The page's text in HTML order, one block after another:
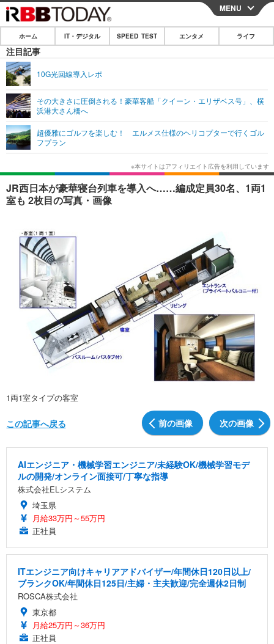
CLOSE
ホーム
IT・デジタル
ネタ
ショッピング その他
SPEED TEST
エンタメ
エンタメTOP
韓国・芸能
音楽 スポーツ
ショッピング その他
ライフ
ライフTOP グルメ
ペット ショッピング
リリース一覧
プッシュ通知の停止方法
MENU
ホーム IT・デジタル SPEED TEST エンタメ ライフ
注目記事
10G光回線導入レポ
その大きさに圧倒される！豪華客船「クイーン・エリザベス号」、横
浜港大さん橋へ
超優雅にゴルフを楽しむ！ エルメス仕様のヘリコプターで行くゴル
フプラン
JR西日本が豪華寝台列車を導入へ……編成定員30名、1両1
室も 2枚目の写真・画像
1両1室タイプの客室
前の画像 次の画像
この記事へ戻る
AIエンジニア・機械学習エンジニア/未経験OK/機械学習モデ
ルの開発/オンライン面接可/丁寧な指導
株式会社ELシステム
埼玉県
月給33万円～55万円
正社員
ITエンジニア向けキャリアアドバイザー/年間休日120日以上/
ブランクOK/年間休日125日/主婦・主夫歓迎/完全週休2日制
ROSCA株式会社
東京都
月給25万円～36万円
正社員